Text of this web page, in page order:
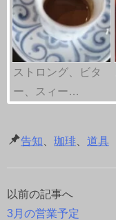
ストロング、ビタ
ー、スィー…
告知 珈琲 道具
投
以前の記事へ
3月の営業予定